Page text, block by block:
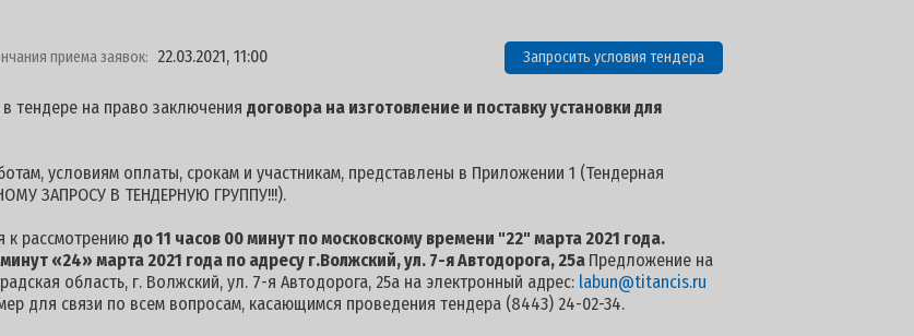
приема заявок: 22.03.2021, 11:00 Запросить условия тендера
тендере на право заключения договора на изготовление и поставку установки для
условиям оплаты, срокам и участникам, представлены в Приложении 1 (Тендерная
ЗАПРОСУ В ТЕНДЕРНУЮ ГРУППУ!!!).
к рассмотрению до 11 часов 00 минут по московскому времени "22" марта 2021 года.
«24» марта 2021 года по адресу г.Волжский, ул. 7-я Автодорога, 25а Предложение на
область, г. Волжский, ул. 7-я Автодорога, 25а на электронный адрес: labun@titancis.ru
для связи по всем вопросам, касающимся проведения тендера (8443) 24-02-34.